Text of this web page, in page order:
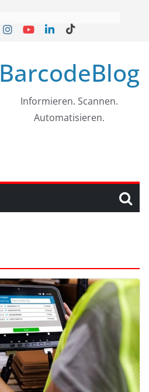
BarcodeBlog
Informieren. Scannen.
Automatisieren.